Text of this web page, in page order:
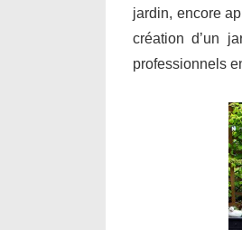
jardin, encore
création d’un
professionnels